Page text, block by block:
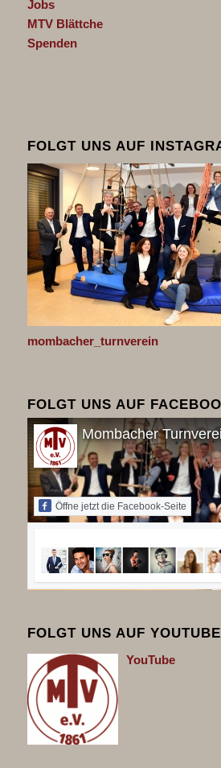
Jobs
MTV Blättche
Spenden
FOLGT UNS AUF
mombacher_turnverein
FOLGT UNS AUF
Mombacher
Öffne jetzt die Facebook-Seite
FOLGT UNS AUF YOUTUBE
YouTube